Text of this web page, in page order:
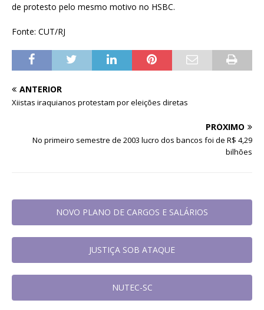
de protesto pelo mesmo motivo no HSBC.
Fonte: CUT/RJ
ANTERIOR
Xiistas iraquianos protestam por eleições diretas
PRÓXIMO
No primeiro semestre de 2003 lucro dos bancos foi de R$ 4,29
bilhões
NOVO PLANO DE CARGOS E SALÁRIOS
JUSTIÇA SOB ATAQUE
NUTEC-SC